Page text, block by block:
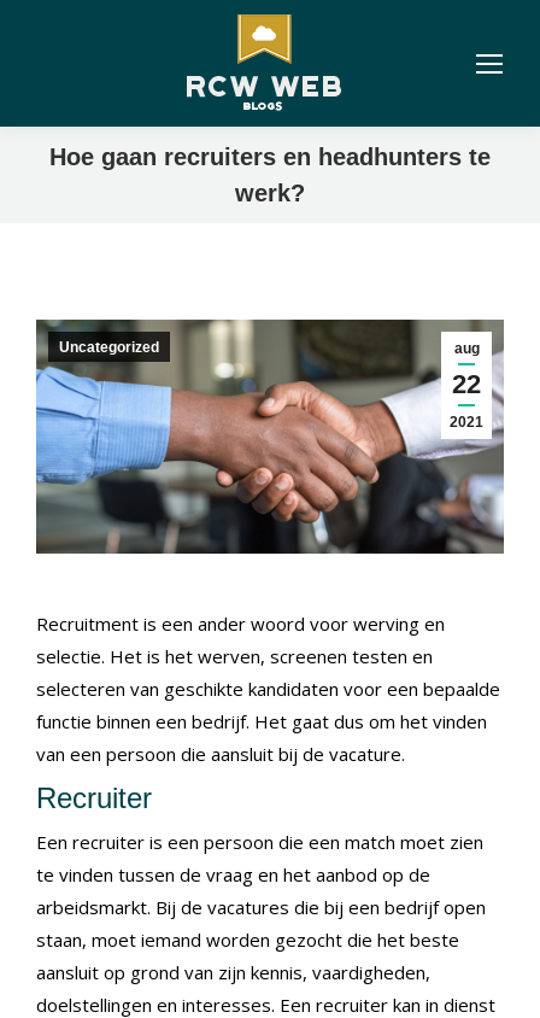
Hoe gaan recruiters en headhunters te
werk?
aug
22
2021
Uncategorized
Recruitment is een ander woord voor werving en
selectie. Het is het werven, screenen testen en
selecteren van geschikte kandidaten voor een bepaalde
functie binnen een bedrijf. Het gaat dus om het vinden
van een persoon die aansluit bij de vacature.
Recruiter
Een recruiter is een persoon die een match moet zien
te vinden tussen de vraag en het aanbod op de
arbeidsmarkt. Bij de vacatures die bij een bedrijf open
staan, moet iemand worden gezocht die het beste
aansluit op grond van zijn kennis, vaardigheden,
doelstellingen en interesses. Een recruiter kan in dienst